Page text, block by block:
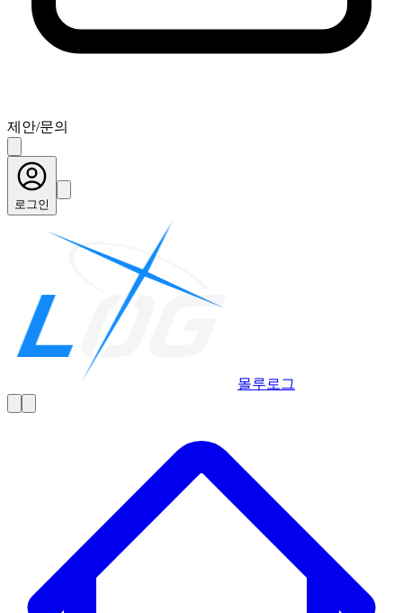
제안/문의
로그인
몰루로그